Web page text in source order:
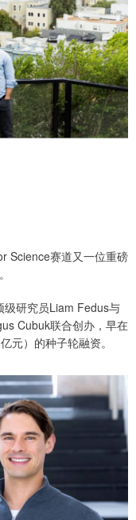
Science赛道又一位重磅
级研究员Liam Fedus与
Cubuk联合创办，早在
元）的种子轮融资。